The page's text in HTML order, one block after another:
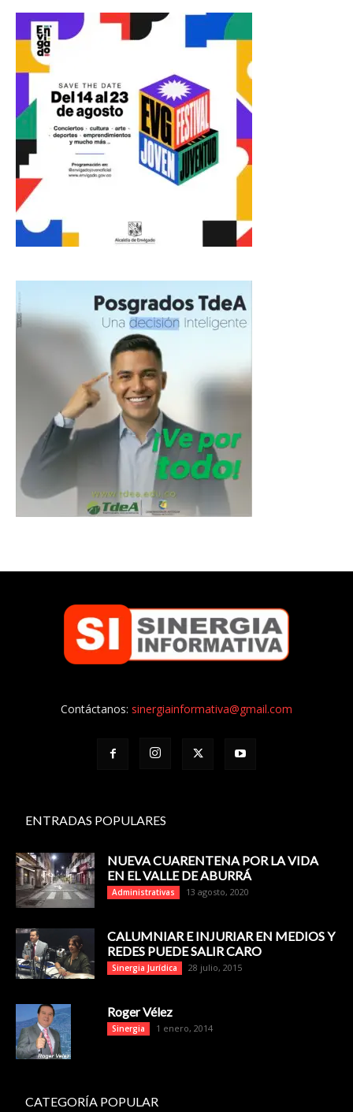
Contáctanos: sinergiainformativa@gmail.com
ENTRADAS POPULARES
NUEVA CUARENTENA POR LA VIDA
EN EL VALLE DE ABURRÁ
Administrativas 13 agosto, 2020
CALUMNIAR E INJURIAR EN MEDIOS Y
REDES PUEDE SALIR CARO
Sinergia Jurídica 28 julio, 2015
Roger Vélez
Sinergia 1 enero, 2014
CATEGORÍA POPULAR